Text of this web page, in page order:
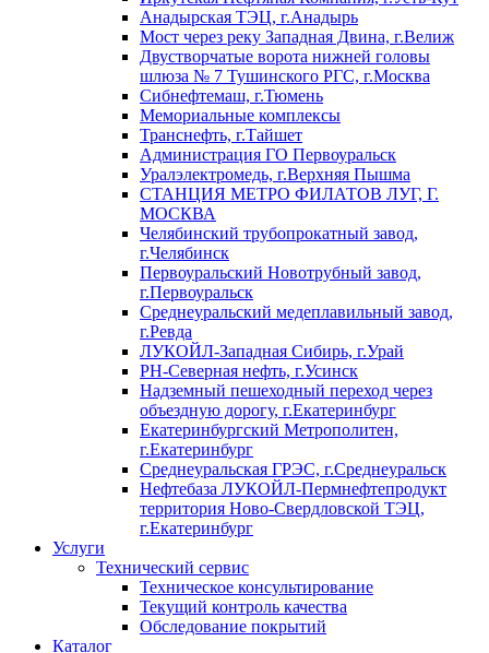
Анадырская ТЭЦ, г.Анадырь
Мост через реку Западная Двина, г.Велиж
Двустворчатые ворота нижней головы
шлюза № 7 Тушинского РГС, г.Москва
Сибнефтемаш, г.Тюмень
Мемориальные комплексы
Транснефть, г.Тайшет
Администрация ГО Первоуральск
Уралэлектромедь, г.Верхняя Пышма
СТАНЦИЯ МЕТРО ФИЛАТОВ ЛУГ, Г.
МОСКВА
Челябинский трубопрокатный завод,
г.Челябинск
Первоуральский Новотрубный завод,
г.Первоуральск
Среднеуральский медеплавильный завод,
г.Ревда
ЛУКОЙЛ-Западная Сибирь, г.Урай
РН-Северная нефть, г.Усинск
Надземный пешеходный переход через
объездную дорогу, г.Екатеринбург
Екатеринбургский Метрополитен,
г.Екатеринбург
Среднеуральская ГРЭС, г.Среднеуральск
Нефтебаза ЛУКОЙЛ-Пермнефтепродукт
территория Ново-Свердловской ТЭЦ,
г.Екатеринбург
Услуги
Технический сервис
Техническое консультирование
Текущий контроль качества
Обследование покрытий
Каталог